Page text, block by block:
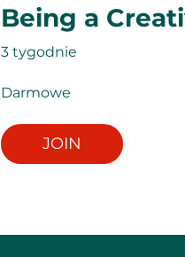
Being a
3 tygodnie
Darmowe
JOIN